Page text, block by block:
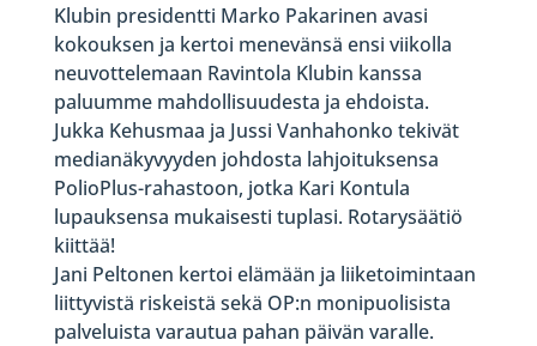
Klubin presidentti Marko Pakarinen avasi
kokouksen ja kertoi menevänsä ensi viikolla
neuvottelemaan Ravintola Klubin kanssa
paluumme mahdollisuudesta ja ehdoista.
Jukka Kehusmaa ja Jussi Vanhahonko tekivät
medianäkyvyyden johdosta lahjoituksensa
PolioPlus-rahastoon, jotka Kari Kontula
lupauksensa mukaisesti tuplasi. Rotarysäätiö
kiittää!
Jani Peltonen kertoi elämään ja liiketoimintaan
liittyvistä riskeistä sekä OP:n monipuolisista
palveluista varautua pahan päivän varalle.